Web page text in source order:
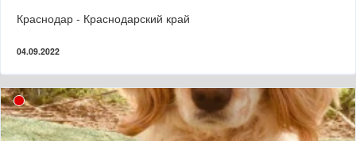
Краснодар - Краснодарский край
04.09.2022